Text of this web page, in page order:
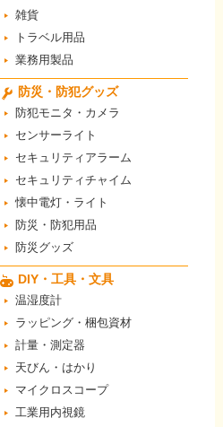
雑貨
トラベル用品
業務用製品
防災・防犯グッズ
防犯モニタ・カメラ
センサーライト
セキュリティアラーム
セキュリティチャイム
懐中電灯・ライト
防災・防犯用品
防災グッズ
DIY・工具・文具
温湿度計
ラッピング・梱包資材
計量・測定器
天びん・はかり
マイクロスコープ
工業用内視鏡